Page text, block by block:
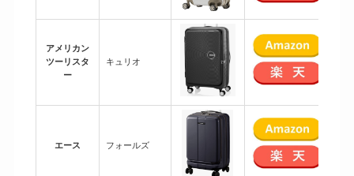
アメリカン
ツーリスタ
ー
キュリオ
エース フォールズ